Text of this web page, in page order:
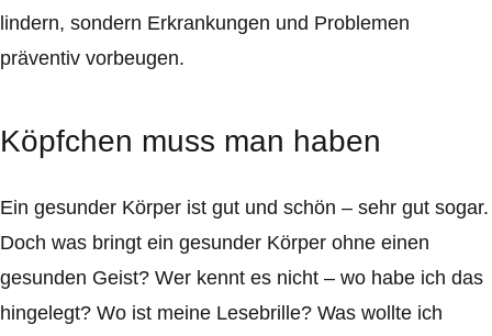
lindern, sondern Erkrankungen und Problemen
präventiv vorbeugen.
Köpfchen muss man haben
Ein gesunder Körper ist gut und schön – sehr gut sogar.
Doch was bringt ein gesunder Körper ohne einen
gesunden Geist? Wer kennt es nicht – wo habe ich das
hingelegt? Wo ist meine Lesebrille? Was wollte ich